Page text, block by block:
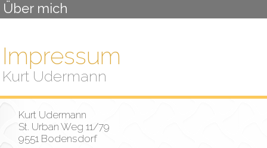
Über mich
Impressum
Kurt Udermann
Kurt Udermann
St. Urban Weg 11/79
9551 Bodensdorf